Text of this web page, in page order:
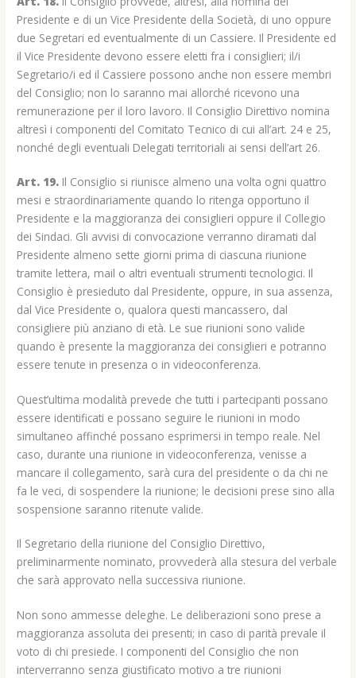
Presidente e di un Vice Presidente della Società, di uno oppure
due Segretari ed eventualmente di un Cassiere. Il Presidente ed
il Vice Presidente devono essere eletti fra i consiglieri; il/i
Segretario/i ed il Cassiere possono anche non essere membri
del Consiglio; non lo saranno mai allorché ricevono una
remunerazione per il loro lavoro. Il Consiglio Direttivo nomina
altresì i componenti del Comitato Tecnico di cui all’art. 24 e 25,
nonché degli eventuali Delegati territoriali ai sensi dell’art 26.
Art. 19. Il Consiglio si riunisce almeno una volta ogni quattro
mesi e straordinariamente quando lo ritenga opportuno il
Presidente e la maggioranza dei consiglieri oppure il Collegio
dei Sindaci. Gli avvisi di convocazione verranno diramati dal
Presidente almeno sette giorni prima di ciascuna riunione
tramite lettera, mail o altri eventuali strumenti tecnologici. Il
Consiglio è presieduto dal Presidente, oppure, in sua assenza,
dal Vice Presidente o, qualora questi mancassero, dal
consigliere più anziano di età. Le sue riunioni sono valide
quando è presente la maggioranza dei consiglieri e potranno
essere tenute in presenza o in videoconferenza.
Quest’ultima modalità prevede che tutti i partecipanti possano
essere identificati e possano seguire le riunioni in modo
simultaneo affinché possano esprimersi in tempo reale. Nel
caso, durante una riunione in videoconferenza, venisse a
mancare il collegamento, sarà cura del presidente o da chi ne
fa le veci, di sospendere la riunione; le decisioni prese sino alla
sospensione saranno ritenute valide.
Il Segretario della riunione del Consiglio Direttivo,
preliminarmente nominato, provvederà alla stesura del verbale
che sarà approvato nella successiva riunione.
Non sono ammesse deleghe. Le deliberazioni sono prese a
maggioranza assoluta dei presenti; in caso di parità prevale il
voto di chi presiede. I componenti del Consiglio che non
interverranno senza giustificato motivo a tre riunioni